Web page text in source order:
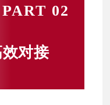
PART 02
对接